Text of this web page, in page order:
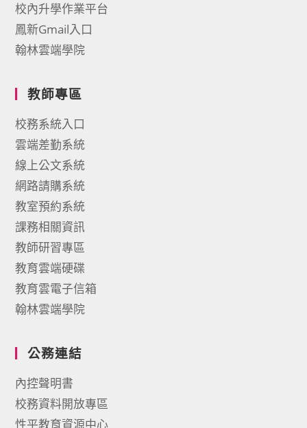
校內升學作業平台
鳳新Gmail入口
翰林雲端學院
教師專區
校務系統入口
雲端差勤系統
線上公文系統
網路請購系統
教室預約系統
課務相關資訊
教師研習專區
教育雲端硬碟
教育雲電子信箱
翰林雲端學院
公務連結
內控聲明書
校務資料開放專區
性平教育資源中心